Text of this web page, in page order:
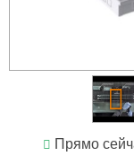
Прямо